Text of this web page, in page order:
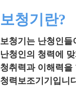
보청기란?
보청기는 난청인
난청인의 청력에
청취력과 이해력을
청력보조기기입니